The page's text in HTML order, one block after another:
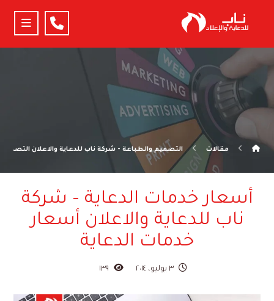
مقالات التصميم والطباعة - شركة ناب للدعاية والاعلان
أسعار خدمات الدعاية – شركة
ناب للدعاية والاعلان أسعار
خدمات الدعاية
٣ يوليو، ٢٠١٤ ١٣٩